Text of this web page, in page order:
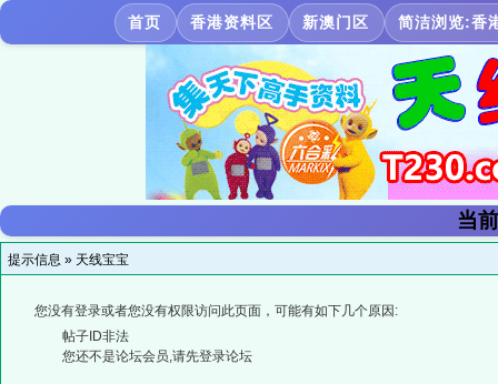
首页 香港资料区 新澳门区 简洁浏览:香
当
提示信息 » 天线宝宝
您没有登录或者您没有权限访问此页面，可能有如下几个原因:
帖子ID非法
您还不是论坛会员,请先登录论坛